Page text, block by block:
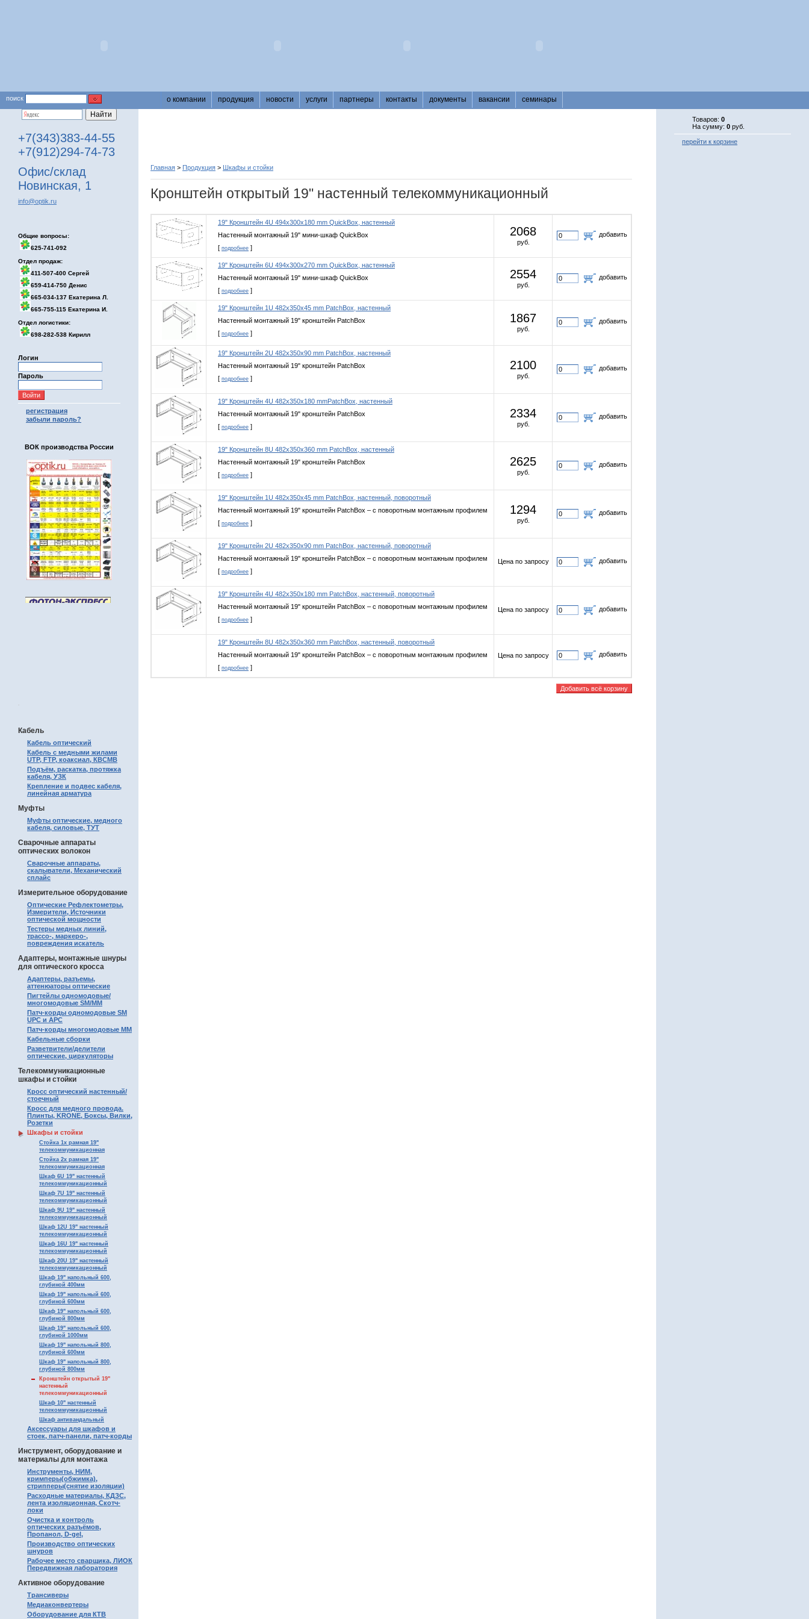
поиск о компании продукция новости услуги партнеры контакты документы вакансии семинары
+7(343)383-44-55
+7(912)294-74-73
Офис/склад
Новинская, 1
info@optik.ru
Общие вопросы:
625-741-092
Отдел продаж:
411-507-400 Сергей
659-414-750 Денис
665-034-137 Екатерина Л.
665-755-115 Екатерина И.
Отдел логистики:
698-282-538 Кирилл
Логин
Пароль
регистрация
забыли пароль?
ВОК производства России
.
Кабель
Кабель оптический
Кабель с медными жилами
UTP, FTP, коаксиал, КВСМВ
Подъём, раскатка, протяжка
кабеля, УЗК
Крепление и подвес кабеля,
линейная арматура
Муфты
Муфты оптические, медного
кабеля, силовые, ТУТ
Сварочные аппараты
оптических волокон
Сварочные аппараты,
скалыватели, Механический
сплайс
Измерительное оборудование
Оптические Рефлектометры,
Измерители, Источники
оптической мощности
Тестеры медных линий,
трассо-, маркеро-,
повреждения искатель
Адаптеры, монтажные шнуры
для оптического кросса
Адаптеры, разъемы,
аттенюаторы оптические
Пигтейлы одномодовые/
многомодовые SM/MM
Патч-корды одномодовые SM
UPC и APC
Патч-корды многомодовые MM
Кабельные сборки
Разветвители/делители
оптические, циркуляторы
Телекоммуникационные
шкафы и стойки
Кросс оптический настенный/
стоечный
Кросс для медного провода.
Плинты, KRONE, Боксы, Вилки,
Розетки
Шкафы и стойки
Стойка 1х рамная 19"
телекоммуникационная
Стойка 2х рамная 19"
телекоммуникационная
Шкаф 6U 19" настенный
телекоммуникационный
Шкаф 7U 19" настенный
телекоммуникационный
Шкаф 9U 19" настенный
телекоммуникационный
Шкаф 12U 19" настенный
телекоммуникационный
Шкаф 16U 19" настенный
телекоммуникационный
Шкаф 20U 19" настенный
телекоммуникационный
Шкаф 19" напольный 600,
глубиной 400мм
Шкаф 19" напольный 600,
глубиной 600мм
Шкаф 19" напольный 600,
глубиной 800мм
Шкаф 19" напольный 600,
глубиной 1000мм
Шкаф 19" напольный 800,
глубиной 600мм
Шкаф 19" напольный 800,
глубиной 800мм
Кронштейн открытый 19"
настенный
телекоммуникационный
Шкаф 10" настенный
телекоммуникационный
Шкаф антивандальный
Аксессуары для шкафов и
стоек, патч-панели, патч-корды
Инструмент, оборудование и
материалы для монтажа
Инструменты, НИМ,
кримперы(обжимка),
стрипперы(снятие изоляции)
Расходные материалы, КДЗС,
лента изоляционная, Скотч-
локи
Очистка и контроль
оптических разъёмов,
Пропанол, D-gel,
Производство оптических
шнуров
Рабочее место сварщика, ЛИОК
Передвижная лаборатория
Активное оборудование
Трансиверы
Медиаконвертеры
Оборудование для КТВ
Главная > Продукция > Шкафы и стойки
Кронштейн открытый 19" настенный телекоммуникационный
19" Кронштейн 4U 494x300x180 mm QuickBox, настенный
Настенный монтажный 19" мини-шкаф QuickBox
[ подробнее ]
2068
руб.
добавить
19" Кронштейн 6U 494x300x270 mm QuickBox, настенный
Настенный монтажный 19" мини-шкаф QuickBox
[ подробнее ]
2554
руб.
добавить
19" Кронштейн 1U 482x350x45 mm PatchBox, настенный
Настенный монтажный 19" кронштейн PatchBox
[ подробнее ]
1867
руб.
добавить
19" Кронштейн 2U 482x350x90 mm PatchBox, настенный
Настенный монтажный 19" кронштейн PatchBox
[ подробнее ]
2100
руб.
добавить
19" Кронштейн 4U 482x350x180 mmPatchBox, настенный
Настенный монтажный 19" кронштейн PatchBox
[ подробнее ]
2334
руб.
добавить
19" Кронштейн 8U 482x350x360 mm PatchBox, настенный
Настенный монтажный 19" кронштейн PatchBox
[ подробнее ]
2625
руб.
добавить
19" Кронштейн 1U 482x350x45 mm PatchBox, настенный, поворотный
Настенный монтажный 19" кронштейн PatchBox – с поворотным монтажным профилем
[ подробнее ]
1294
руб.
добавить
19" Кронштейн 2U 482x350x90 mm PatchBox, настенный, поворотный
Настенный монтажный 19" кронштейн PatchBox – с поворотным монтажным профилем
[ подробнее ]
Цена по запросу добавить
19" Кронштейн 4U 482x350x180 mm PatchBox, настенный, поворотный
Настенный монтажный 19" кронштейн PatchBox – с поворотным монтажным профилем
[ подробнее ]
Цена по запросу добавить
19" Кронштейн 8U 482x350x360 mm PatchBox, настенный, поворотный
Настенный монтажный 19" кронштейн PatchBox – с поворотным монтажным профилем
[ подробнее ]
Цена по запросу добавить
Товаров: 0
На сумму: 0 руб.
перейти к корзине